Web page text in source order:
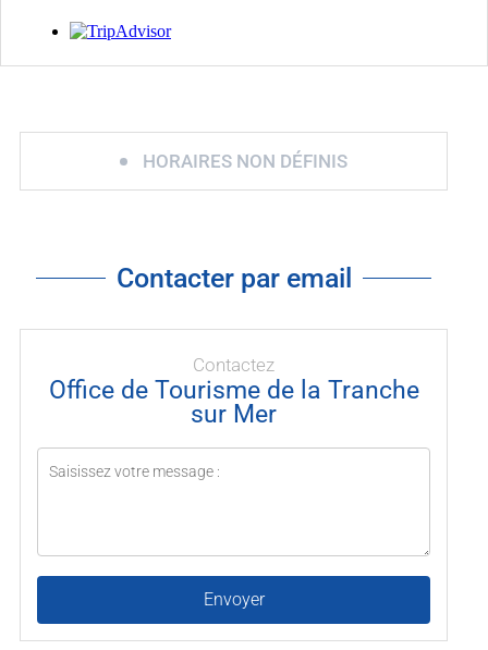
HORAIRES NON DÉFINIS
Contacter par email
Contactez
Office de Tourisme de la Tranche
sur Mer
Envoyer